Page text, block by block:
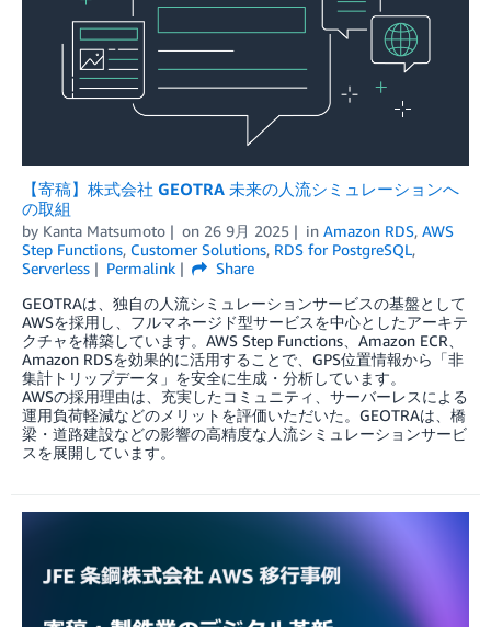
【寄稿】株式会社 GEOTRA 未来の人流シミュレーションへ
の取組
by Kanta Matsumoto on 26 9月 2025 in Amazon RDS, AWS
Step Functions, Customer Solutions, RDS for PostgreSQL,
Serverless
Permalink
Share
GEOTRAは、独自の人流シミュレーションサービスの基盤として
AWSを採用し、フルマネージド型サービスを中心としたアーキテ
クチャを構築しています。AWS Step Functions、Amazon ECR、
Amazon RDSを効果的に活用することで、GPS位置情報から「非
集計トリップデータ」を安全に生成・分析しています。
AWSの採用理由は、充実したコミュニティ、サーバーレスによる
運用負荷軽減などのメリットを評価いただいた。GEOTRAは、橋
梁・道路建設などの影響の高精度な人流シミュレーションサービ
スを展開しています。